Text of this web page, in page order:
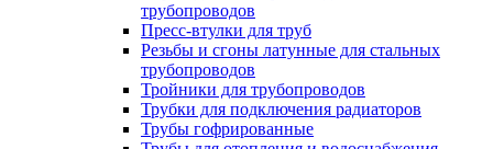
трубопроводов
Пресс-втулки для труб
Резьбы и сгоны латунные для стальных
трубопроводов
Тройники для трубопроводов
Трубки для подключения радиаторов
Трубы гофрированные